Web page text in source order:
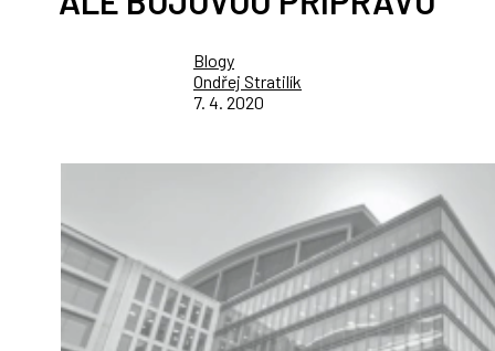
Blogy
Ondřej Stratilík
7. 4. 2020